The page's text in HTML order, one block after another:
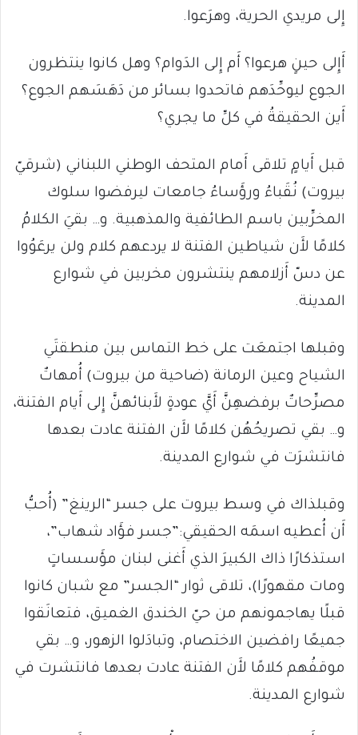
إِلى مريدي الحرية، وهرَعوا.
أَإِلى حينٍ هرعوا؟ أَم إِلى الدَوام؟ وهل كانوا ينتظرون
الجوع ليوحِّدَهم فاتحدوا بسائر من دَهَسَهم الجوع؟
أَين الحقيقةُ في كلِّ ما يجري؟
قبل أَيامٍ تلاقى أَمام المتحف الوطني اللبناني (شرقيّ
بيروت) نُقَباءُ ورؤَساءُ جامعات ليرفضوا سلوك
المخرِّبين باسم الطائفية والمذهبية. و… بقيَ الكلامُ
كلامًا لأَن شياطين الفتنة لا يردعهم كلام ولن يرعَوُوا
عن دسّ أَزلامهم ينتشرون مخربين في شوارع
المدينة.
وقبلها اجتمعَت على خط التماس بين منطقتَي
الشياح وعين الرمانة (ضاحية من بيروت) أُمهاتٌ
مصرِّحاتٌ برفضهِنَّ أَيَّ عودةٍ لأَبنائهنَّ إِلى أَيام الفتنة،
و… بقي تصريحُهُن كلامًا لأَن الفتنة عادت بعدها
فانتشرَت في شوارع المدينة.
وقبلذاك في وسط بيروت على جسر “الرينغ” (أُحبُّ
أَن أُعطيه اسمَه الحقيقي:”جسر فؤَاد شهاب”،
استذكارًا ذاك الكبيرَ الذي أَغنى لبنان مؤَسساتٍ
ومات مقهورًا)، تلاقى ثوار “الجسر” مع شبان كانوا
قبلًا يهاجمونهم من حيّ الخندق الغميق، فتعانَقوا
جميعًا رافضين الاختصام، وتبادَلوا الزهور، و… بقي
موقفُهم كلامًا لأَن الفتنة عادت بعدها فانتشرت في
شوارع المدينة.